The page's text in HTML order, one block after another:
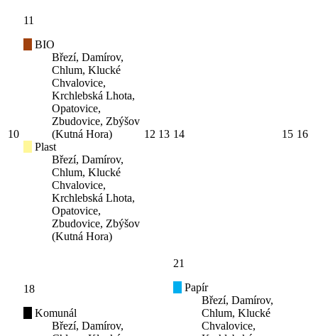
10
11
BIO
Březí, Damírov,
Chlum, Klucké
Chvalovice,
Krchlebská Lhota,
Opatovice,
Zbudovice, Zbýšov
(Kutná Hora)
Plast
Březí, Damírov,
Chlum, Klucké
Chvalovice,
Krchlebská Lhota,
Opatovice,
Zbudovice, Zbýšov
(Kutná Hora)
12 13 14 15 16
18
Komunál
Březí, Damírov,
21
Papír
Březí, Damírov,
Chlum, Klucké
Chvalovice,